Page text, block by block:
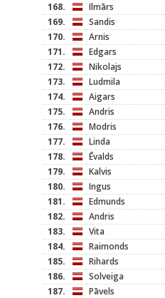
168.
Ilmārs
169.
Sandis
170.
Arnis
171.
Edgars
172.
Nikolajs
173.
Ludmila
174.
Aigars
175.
Andris
176.
Modris
177.
Linda
178.
Ēvalds
179.
Kalvis
180.
Ingus
181.
Edmunds
182.
Andris
183.
Vita
184.
Raimonds
185.
Rihards
186.
Solveiga
187.
Pāvels